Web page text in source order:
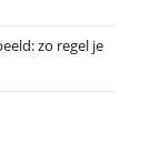
zo regel je